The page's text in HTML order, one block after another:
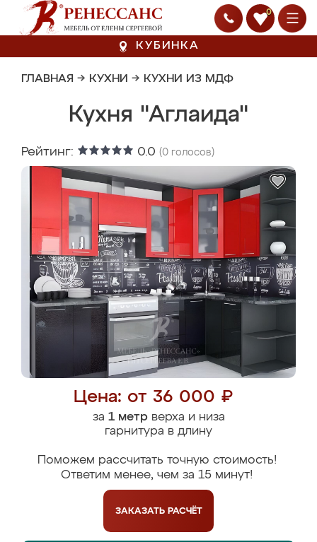
0
КУБИНКА
ГЛАВНАЯ → КУХНИ → КУХНИ ИЗ МДФ
Кухня "Аглаида"
Рейтинг: 0.0 (0 голосов)
Цена: от 36 000 ₽
за 1 метрверха и низа
гарнитура в длину
Поможем рассчитать точную стоимость!
Ответим менее, чем за 15 минут!
ЗАКАЗАТЬ РАСЧЁТ